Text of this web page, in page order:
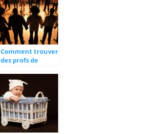
Comment trouver
des profs de